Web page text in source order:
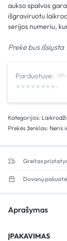
aukso spalvos
išgraviruotu
serijos numeriu,
Prekė bus
Parduotuvė:
Kategorijos:
Prekės ženklas: Neris
Greitas
Dovanų pakuotė
Aprašymas
ĮPAKAVIMAS